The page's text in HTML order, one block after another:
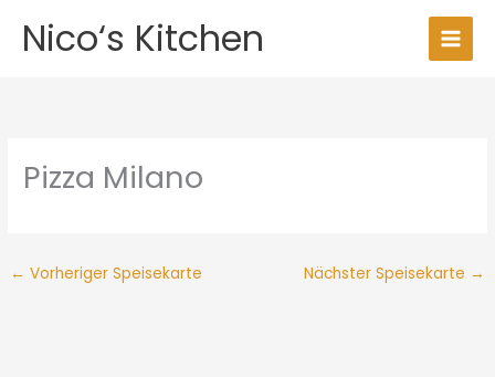
Inhalt
springen
Nico‘s Kitchen
Pizza Milano
← Vorheriger Speisekarte Nächster Speisekarte →